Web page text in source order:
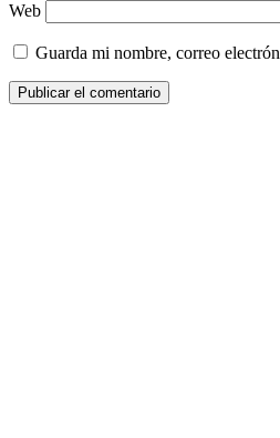
Web
Guarda mi nombre, correo